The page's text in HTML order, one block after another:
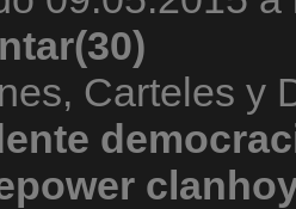
Carteles y